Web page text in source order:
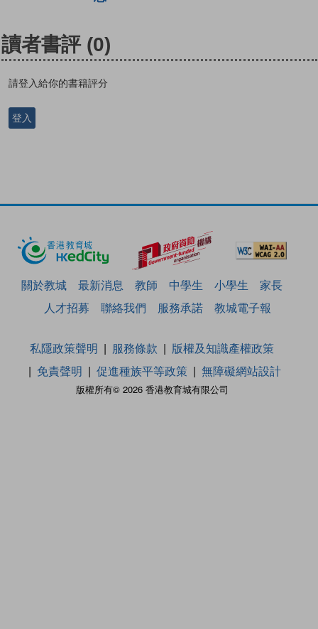
讀者書評 (0)
請登入給你的書籍評分
登入
關於教城 最新消息 教師 中學生 小學生
家長
人才招募
聯絡我們 服務承諾 教城電子報
版權所有© 2026 香港教育城有限公司
私隱政策聲明 服務條款
版權及知識產權政策
免責聲明
促進種族平等政策 無障礙網站設計